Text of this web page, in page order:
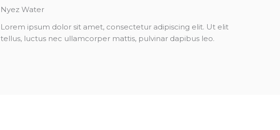
Nyez Water
Lorem ipsum dolor sit amet, consectetur adipiscing elit. Ut elit
tellus, luctus nec ullamcorper mattis, pulvinar dapibus leo.